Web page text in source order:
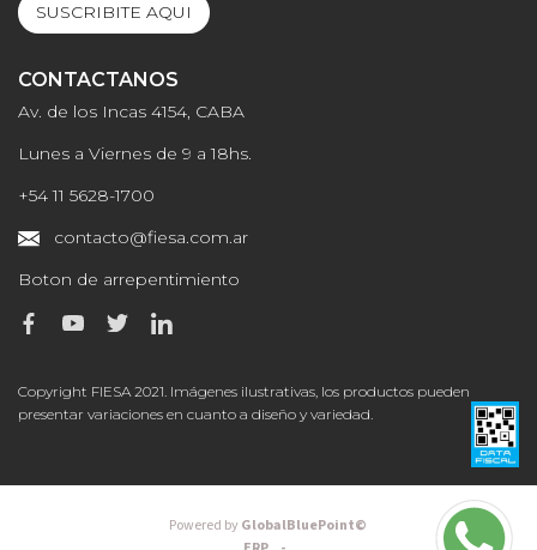
SUSCRIBITE AQUI
CONTACTANOS
Av. de los Incas 4154, CABA
Lunes a Viernes de 9 a 18hs.
+54 11 5628-1700
contacto@fiesa.com.ar
Boton de arrepentimiento
Copyright FIESA 2021. Imágenes ilustrativas, los productos pueden
presentar variaciones en cuanto a diseño y variedad.
Powered byGlobalBluePoint©